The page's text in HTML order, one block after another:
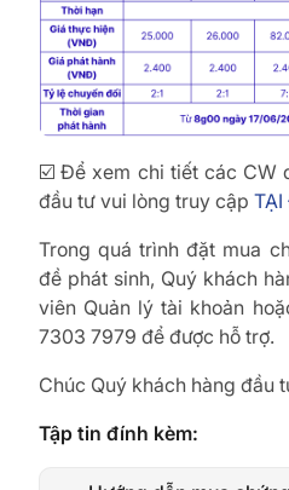
☑️ Để xem chi tiết các CW
đầu tư vui lòng truy cập TẠI
Trong quá trình đặt mua
đề phát sinh, Quý khách
viên Quản lý tài khoản
7303 7979 để được hỗ trợ.
Chúc Quý khách hàng đầu
Tập tin đính kèm: